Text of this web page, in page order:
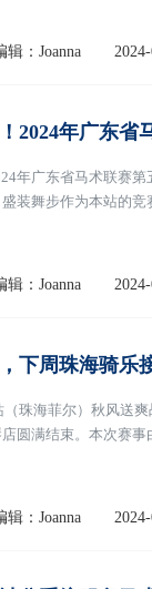
辑：Joanna
2024年广东省
年广东省马术联赛
装舞步作为本站的
辑：Joanna
下周珠海骑乐
珠海菲尔）秋风送
圆满结束。本次赛
辑：Joanna